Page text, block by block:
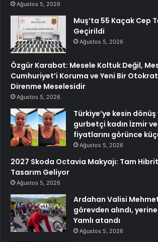
Ağustos 5, 2026
Muş’ta 55 Kaçak Cep
Geçirildi
Ağustos 5, 2026
Özgür Karabat: Mesele Koltuk Değil,
Cumhuriyet’i Koruma ve Yeni Bir
Direnme Meselesidir
Ağustos 5, 2026
Türkiye’ye kesin
gurbetçi kadın İzmir
fiyatlarını görünce
Ağustos 5, 2026
2027 Skoda Octavia Makyajı: Tam
Tasarım Geliyor
Ağustos 5, 2026
Ardahan Valisi
görevden alındı,
Yamlı atandı
Ağustos 5, 2026